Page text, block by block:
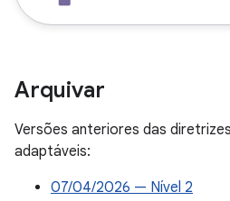
Arquivar
Versões anteriores das
adaptáveis:
07/04/2026 — Nível 2